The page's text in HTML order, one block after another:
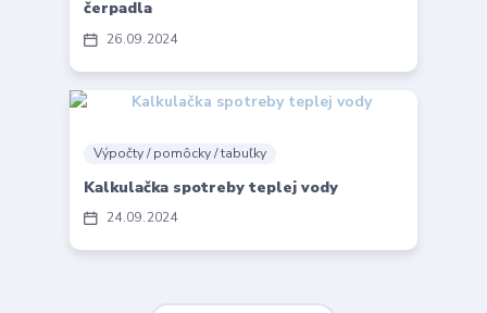
26 09 2024
čerpadla
24 09 2024
Výpočty / pomôcky / tabuľky
Kalkulačka spotreby teplej vody